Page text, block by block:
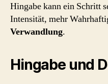
Hingabe kann ein Schritt
Intensität, mehr
Verwandlung.
Hingabe und